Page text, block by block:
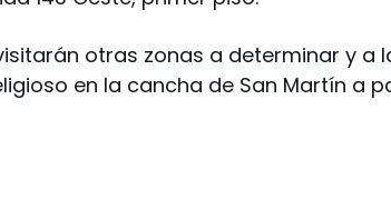
otras zonas a determinar y a
en la cancha de San Martín a